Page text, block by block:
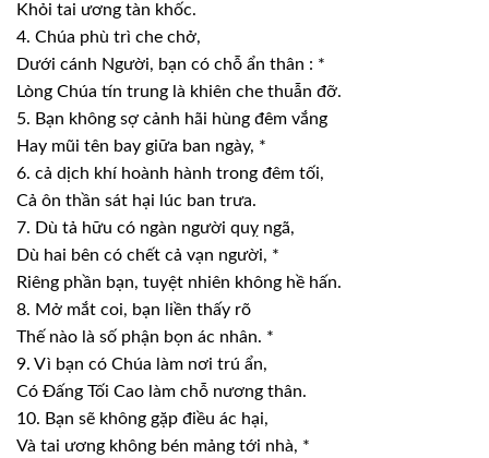
Khỏi tai ương tàn khốc.
4. Chúa phù trì che chở,
Dưới cánh Người, bạn có chỗ ẩn thân : *
Lòng Chúa tín trung là khiên che thuẫn đỡ.
5. Bạn không sợ cảnh hãi hùng đêm vắng
Hay mũi tên bay giữa ban ngày, *
6. cả dịch khí hoành hành trong đêm tối,
Cả ôn thần sát hại lúc ban trưa.
7. Dù tả hữu có ngàn người quỵ ngã,
Dù hai bên có chết cả vạn người, *
Riêng phần bạn, tuyệt nhiên không hề hấn.
8. Mở mắt coi, bạn liền thấy rõ
Thế nào là số phận bọn ác nhân. *
9. Vì bạn có Chúa làm nơi trú ẩn,
Có Đấng Tối Cao làm chỗ nương thân.
10. Bạn sẽ không gặp điều ác hại,
Và tai ương không bén mảng tới nhà, *